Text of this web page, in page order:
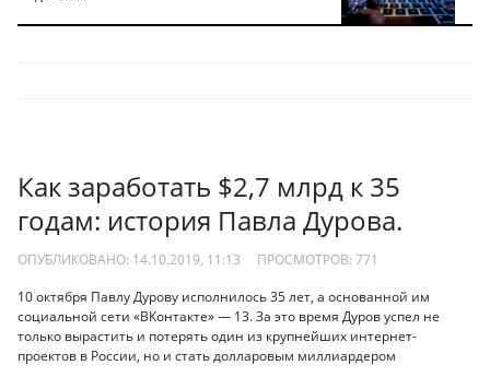
Как заработать $2,7 млрд к 35
годам: история Павла Дурова.
ОПУБЛИКОВАНО: 14.10.2019, 11:13 ПРОСМОТРОВ: 771
10 октября Павлу Дурову исполнилось 35 лет, а основанной им
социальной сети «ВКонтакте» — 13. За это время Дуров успел не
только вырастить и потерять один из крупнейших интернет-
проектов в России, но и стать долларовым миллиардером